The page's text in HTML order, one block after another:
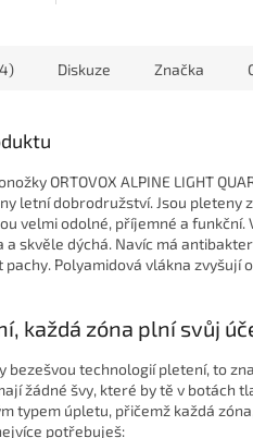
Diskuze Značka
ORTOVOX ALPINE LIGHT
letní dobrodružství. Jsou pleteny
velmi odolné, příjemné a
skvěle dýchá. Navíc má
Polyamidová vlákna zvyšují
každá zóna plní svůj
bezešvou technologií pletení, to
žádné švy, které by tě v botách
typem úpletu, přičemž každá
potřebuješ: